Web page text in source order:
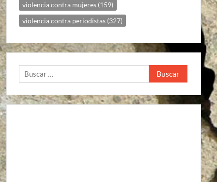
violencia contra mujeres (159)
violencia contra periodistas (327)
Buscar: